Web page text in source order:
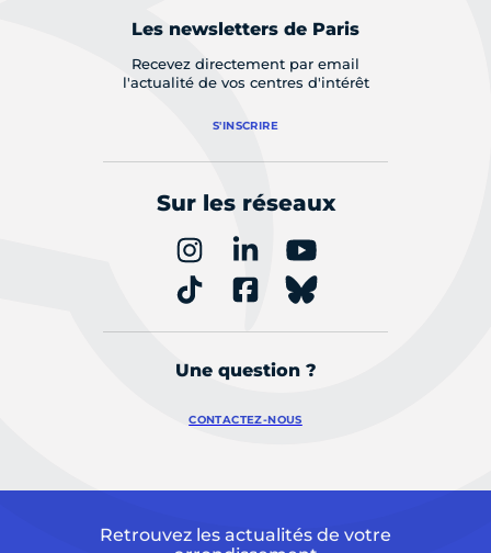
Les newsletters de Paris
Recevez directement par email
l'actualité de vos centres d'intérêt
S'INSCRIRE
Sur les réseaux
Une question ?
CONTACTEZ-NOUS
Retrouvez les actualités de votre